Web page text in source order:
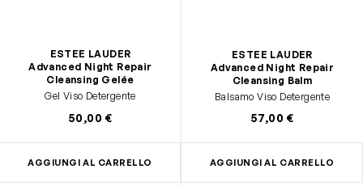
ESTEE LAUDER
Advanced Night Repair
Cleansing Gelée
Gel Viso Detergente
50,00 €
AGGIUNGI AL CARRELLO
ESTEE LAUDER
Advanced Night Repair
Cleansing Balm
Balsamo Viso Detergente
57,00 €
AGGIUNGI AL CARRELLO